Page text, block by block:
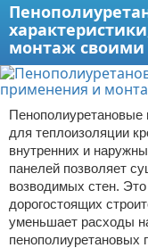
монтаж своими
Пенополиуретановые
для теплоизоляции
внутренних и
панелей позволяет
возводимых стен.
дорогостоящих
уменьшает расходы